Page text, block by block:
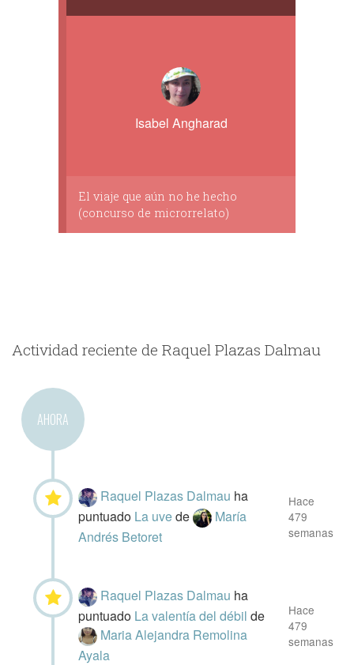
Isabel Angharad
El viaje que aún no he hecho
(concurso de microrrelato)
Actividad reciente de Raquel Plazas Dalmau
AHORA
Raquel Plazas Dalmau ha
puntuado La uvede
María
Andrés Betoret
Hace
479
semanas
Raquel Plazas Dalmau ha
puntuado La valentía del débilde
Maria Alejandra Remolina
Ayala
Hace
479
semanas